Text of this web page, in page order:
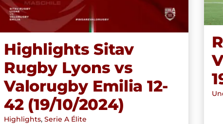
Highlights Sitav
Rugby Lyons vs
Valorugby Emilia 12-
42 (19/10/2024)
Highlights, Serie A Élite